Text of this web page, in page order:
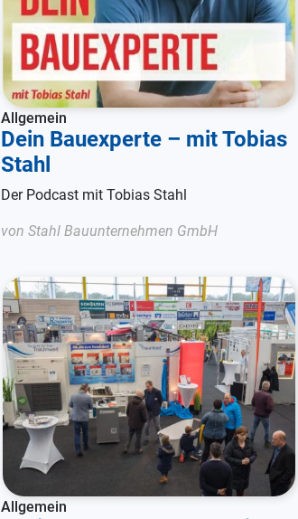
Allgemein
Dein Bauexperte – mit Tobias
Stahl
Der Podcast mit Tobias Stahl
von Stahl Bauunternehmen GmbH
Allgemein